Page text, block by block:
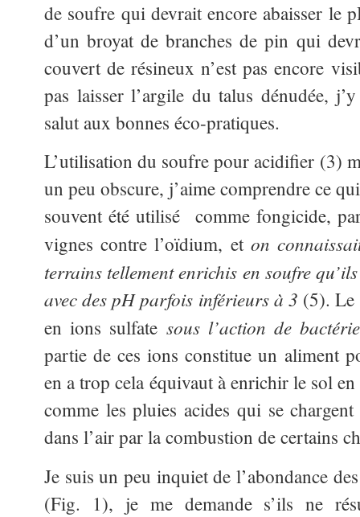
de soufre qui devrait encore abaisser
d’un broyat de branches de pin qui
couvert de résineux n’est pas encore
pas laisser l’argile du talus dénudée,
salut aux bonnes éco-pratiques.
L’utilisation du soufre pour acidifier (3)
un peu obscure, j’aime comprendre ce
souvent été utilisé comme fongicide,
vignes contre l’oïdium, et on
terrains tellement enrichis en soufre
avec des pH parfois inférieurs à 3 (5). Le
en ions sulfate sous l’action de
partie de ces ions constitue un aliment
en a trop cela équivaut à enrichir le sol
comme les pluies acides qui se
dans l’air par la combustion de certains
Je suis un peu inquiet de l’abondance
(Fig. 1), je me demande s’ils ne